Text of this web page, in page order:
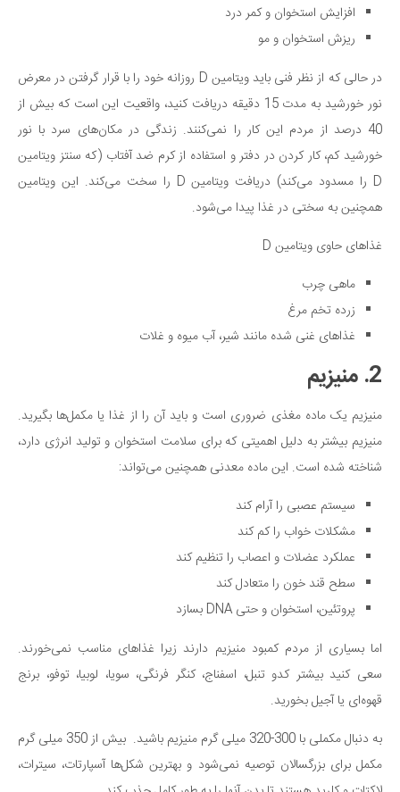
طنز
فال
مسابقه
اخبار
افزایش استخوان و کمر درد
ریزش استخوان و مو
در حالی که از نظر فنی باید ویتامین D روزانه خود را با قرار گرفتن در معرض
نور خورشید به مدت 15 دقیقه دریافت کنید، واقعیت این است که بیش از
40 درصد از مردم این کار را نمی‌کنند. زندگی در مکان‌های سرد با نور
خورشید کم، کار کردن در دفتر و استفاده از کرم ضد آفتاب (که سنتز ویتامین
D را مسدود می‌کند) دریافت ویتامین D را سخت می‌کند. این ویتامین
همچنین به سختی در غذا پیدا می‌شود.
غذاهای حاوی ویتامین D
ماهی چرب
زرده تخم مرغ
غذاهای غنی شده مانند شیر، آب میوه و غلات
2. منیزیم
منیزیم یک ماده مغذی ضروری است و باید آن را از غذا یا مکمل‌ها بگیرید.
منیزیم بیشتر به دلیل اهمیتی که برای سلامت استخوان و تولید انرژی دارد،
شناخته شده است. این ماده معدنی همچنین می‌تواند:
سیستم عصبی را آرام کند
مشکلات خواب را کم کند
عملکرد عضلات و اعصاب را تنظیم کند
سطح قند خون را متعادل کند
پروتئین، استخوان و حتی DNA بسازد
اما بسیاری از مردم کمبود منیزیم دارند زیرا غذاهای مناسب نمی‌خورند.
سعی کنید بیشتر کدو تنبل، اسفناج، کنگر فرنگی، سویا، لوبیا، توفو، برنج
قهوه‌ای یا آجیل بخورید.
به دنبال مکملی با 300-320 میلی گرم منیزیم باشید. بیش از 350 میلی گرم
مکمل برای بزرگسالان توصیه نمی‌شود و بهترین شکل‌ها آسپارتات، سیترات،